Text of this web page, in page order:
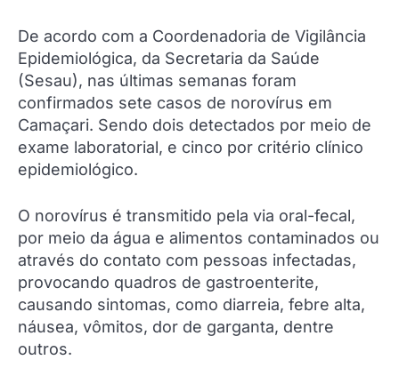
De acordo com a Coordenadoria de Vigilância
Epidemiológica, da Secretaria da Saúde
(Sesau), nas últimas semanas foram
confirmados sete casos de norovírus em
Camaçari. Sendo dois detectados por meio de
exame laboratorial, e cinco por critério clínico
epidemiológico.
O norovírus é transmitido pela via oral-fecal,
por meio da água e alimentos contaminados ou
através do contato com pessoas infectadas,
provocando quadros de gastroenterite,
causando sintomas, como diarreia, febre alta,
náusea, vômitos, dor de garganta, dentre
outros.